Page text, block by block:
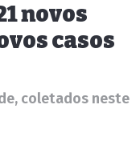
novos
casos
coletados neste